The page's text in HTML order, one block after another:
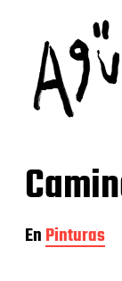
EnPinturas